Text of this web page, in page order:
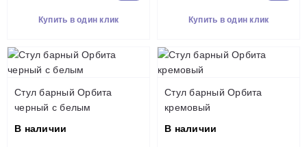
Купить в один клик Купить в один клик
Стул барный Орбита
черный с белым
В наличии
Стул барный Орбита
кремовый
В наличии